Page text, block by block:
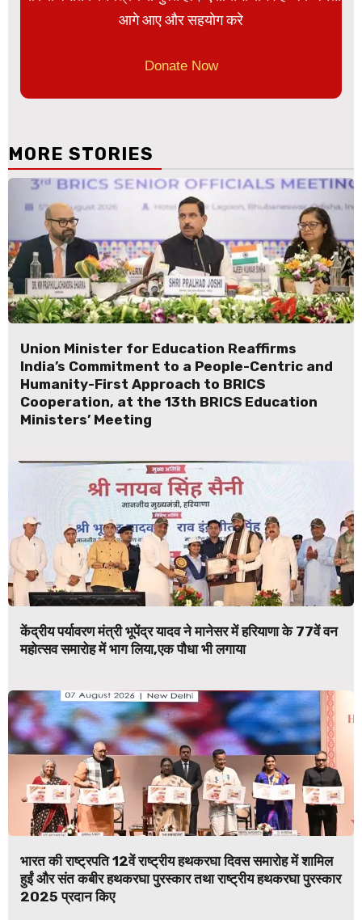
आगे आए और सहयोग करे
Donate Now
MORE STORIES
Union Minister for Education Reaffirms
India’s Commitment to a People-Centric and
Humanity-First Approach to BRICS
Cooperation, at the 13th BRICS Education
Ministers’ Meeting
केंद्रीय पर्यावरण मंत्री भूपेंद्र यादव ने मानेसर में हरियाणा के 77वें वन
महोत्सव समारोह में भाग लिया,एक पौधा भी लगाया
भारत की राष्ट्रपति 12वें राष्ट्रीय हथकरघा दिवस समारोह में शामिल
हुईं और संत कबीर हथकरघा पुरस्कार तथा राष्ट्रीय हथकरघा पुरस्कार
2025 प्रदान किए